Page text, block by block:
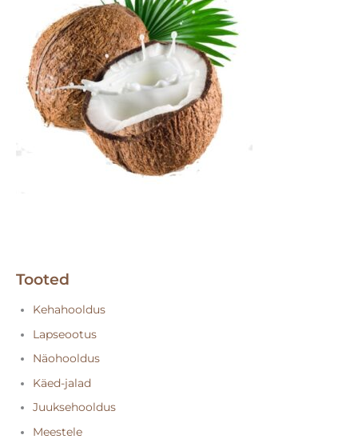
Tooted
Kehahooldus
Lapseootus
Näohooldus
Käed-jalad
Juuksehooldus
Meestele